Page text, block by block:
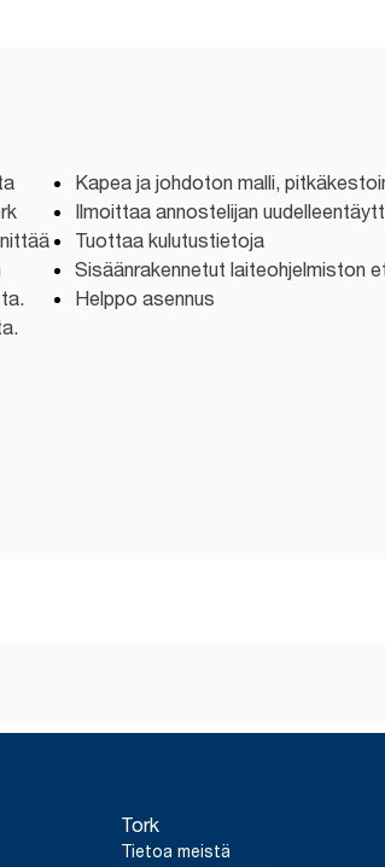
Kapea ja johdoton malli,
Ilmoittaa annostelijan
Tuottaa kulutustietoja
Sisäänrakennetut laiteohjelmiston
Helppo asennus
Tork
Tietoa meistä